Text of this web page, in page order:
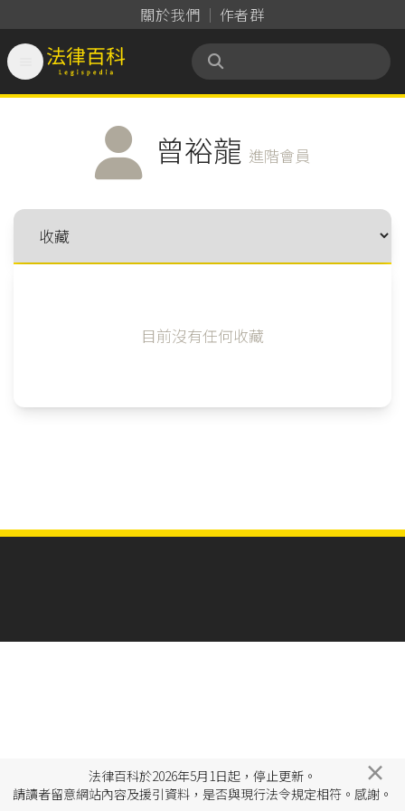
關於我們 作者群
法律百科 Legispedia
曾裕龍 進階會員
目前沒有任何收藏
法律百科於2026年5月1日起，停止更新。
請讀者留意網站內容及援引資料，是否與現行法令規定相符。感謝。
×